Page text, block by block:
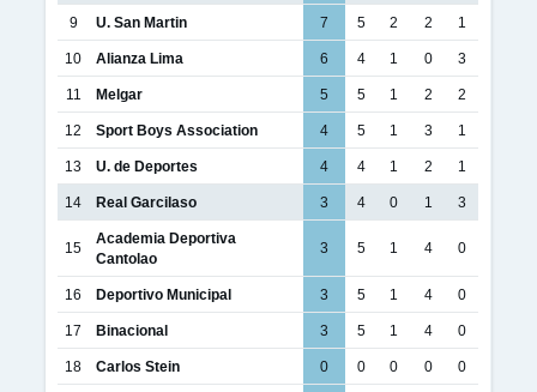
9 U. San Martin 7 5 2 2 1
10 Alianza Lima 6 4 1 0 3
11 Melgar 5 5 1 2 2
12 Sport Boys Association 4 5 1 3 1
13 U. de Deportes 4 4 1 2 1
14 Real Garcilaso 3 4 0 1 3
15
Academia Deportiva
Cantolao
3 5 1 4 0
16 Deportivo Municipal 3 5 1 4 0
17 Binacional 3 5 1 4 0
18 Carlos Stein 0 0 0 0 0